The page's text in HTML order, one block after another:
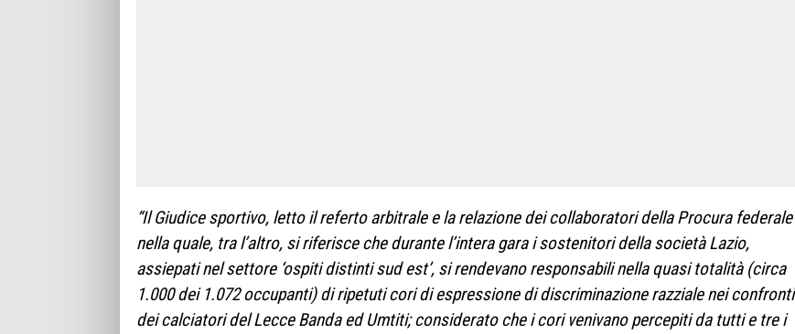
“Il Giudice sportivo, letto il referto arbitrale e la relazione dei collaboratori della Procura federale
nella quale, tra l’altro, si riferisce che durante l’intera gara i sostenitori della società Lazio,
assiepati nel settore ‘ospiti distinti sud est’, si rendevano responsabili nella quasi totalità (circa
1.000 dei 1.072 occupanti) di ripetuti cori di espressione di discriminazione razziale nei confronti
dei calciatori del Lecce Banda ed Umtiti; considerato che i cori venivano percepiti da tutti e tre i